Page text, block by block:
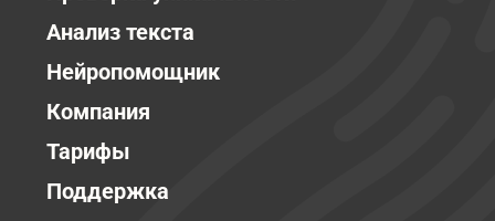
Анализ текста
Нейропомощник
Компания
Тарифы
Поддержка